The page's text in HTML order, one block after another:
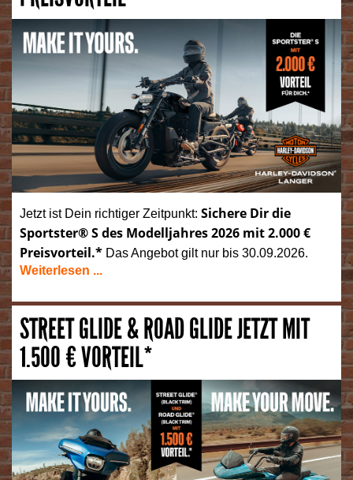
Jetzt ist Dein richtiger Zeitpunkt: Sichere Dir die
Sportster® S des Modelljahres 2026 mit 2.000 €
Preisvorteil.* Das Angebot gilt nur bis 30.09.2026.
Weiterlesen ...
STREET GLIDE & ROAD GLIDE JETZT MIT
1.500 € VORTEIL*